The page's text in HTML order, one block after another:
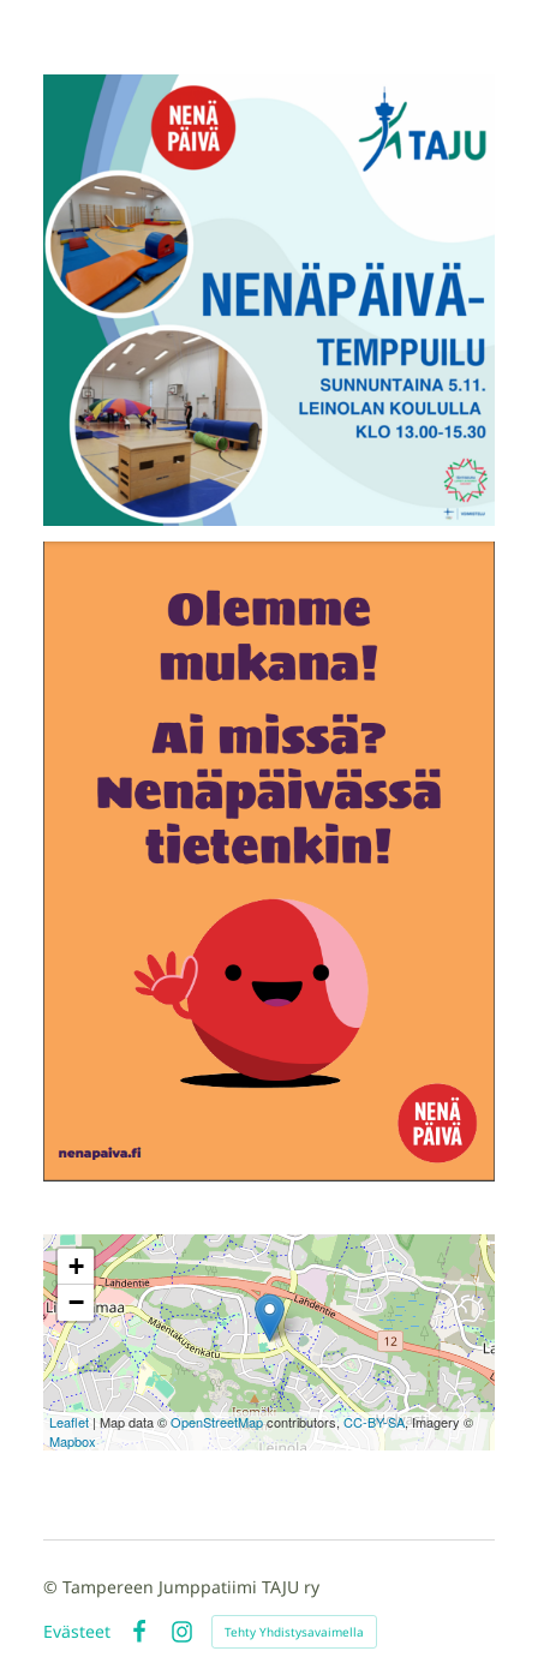
+
−
Leaflet| Map data ©OpenStreetMapcontributors,CC-BY-SA, Imagery ©
Mapbox
© Tampereen Jumppatiimi TAJU ry
Evästeet
FacebookInstagram
Tehty Yhdistysavaimella